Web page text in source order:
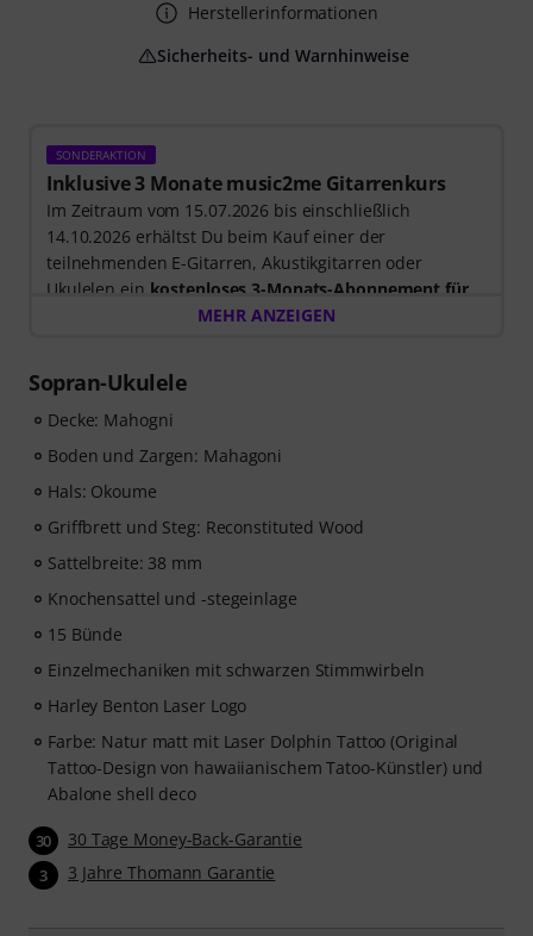
SONDERAKTION
Inklusive 3 Monate music2me Gitarrenkurs
Im Zeitraum vom 15.07.2026 bis einschließlich
14.10.2026 erhältst Du beim Kauf einer der
teilnehmenden E-Gitarren, Akustikgitarren oder
Ukulelen ein kostenloses 3-Monats-Abonnement für
einen Onlinekurs von music2me im Wert von EUR
zugesendet. Das music2me Abo endet nach Ablauf
automatisch.
Music2Me, dein Online-Lernportal für Musik mit einem
pädagogischen Konzept von studierten Musiklehrern.
Ausgezeichnet mit dem deutschen Bildungs-Award
2025/2026 in der Kategorie “E-Learning
Instrumentalunterricht”! Mit über 400 Gitarren
Videolektionen für Anfänger und Fortgeschrittene – von
Pop, Rock und Blues bis Metal und mehr. Mit
persönlichem Support per Chat, Noten zum
Übungsfunktion, Zeitlupe und weitere Features.
MEHR ANZEIGEN
Sopran-Ukulele
Decke: Mahogni
Boden und Zargen: Mahagoni
Hals: Okoume
Griffbrett und Steg: Reconstituted Wood
Sattelbreite: 38 mm
Knochensattel und -stegeinlage
15 Bünde
Einzelmechaniken mit schwarzen Stimmwirbeln
Harley Benton Laser Logo
Farbe: Natur matt mit Laser Dolphin Tattoo (Original
Tattoo-Design von hawaiianischem Tatoo-Künstler) und
Abalone shell deco
30 30 Tage Money-Back-Garantie
3 3 Jahre Thomann Garantie
Herstellerinformationen
Sicherheits- und Warnhinweise